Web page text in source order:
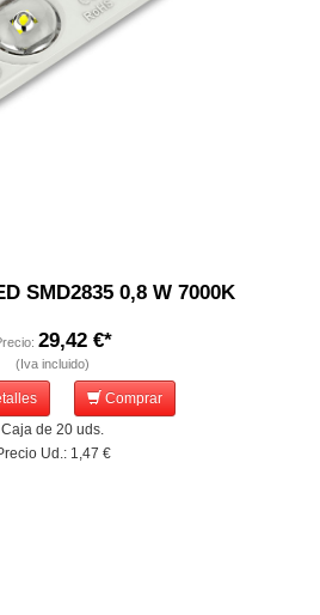
SMD2835 0,8 W 7000K
29,42 €*
(Iva incluido)
Comprar
Caja de 20 uds.
Ud.: 1,47 €